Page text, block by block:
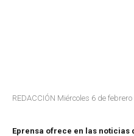
REDACCIÓN Miércoles 6 de
Eprensa ofrece en las noticias